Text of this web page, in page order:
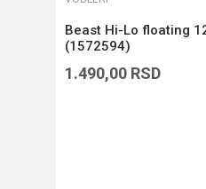
Beast Hi-Lo floating
(1572594)
1.490,00 RSD